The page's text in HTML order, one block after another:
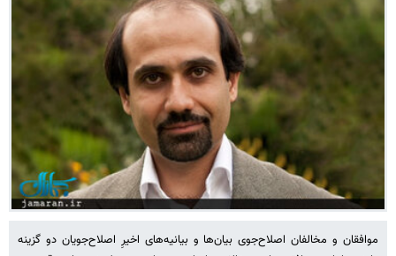
موافقان و مخالفان اصلاح‌جوی بیان‌ها و بیانیه‌های اخیرِ اصلاح‌جویان دو گزینه